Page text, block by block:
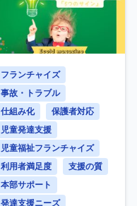
フランチャイズ
事故・トラブル
仕組み化
保護者対応
児童発達支援
児童福祉フランチャイズ
利用者満足度
支援の質
本部サポート
発達支援ニーズ